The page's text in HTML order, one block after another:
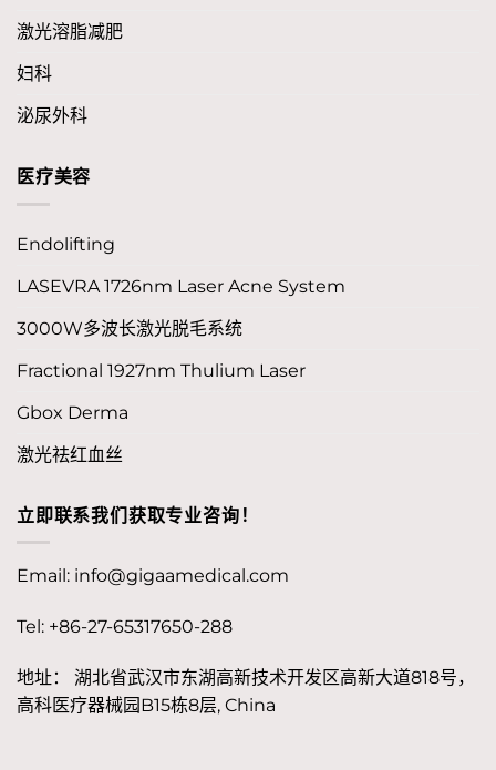
激光溶脂减肥
妇科
泌尿外科
医疗美容
Endolifting
LASEVRA 1726nm Laser Acne System
3000W多波长激光脱毛系统
Fractional 1927nm Thulium Laser
Gbox Derma
激光祛红血丝
立即联系我们获取专业咨询！
Email: info@gigaamedical.com
Tel: +86-27-65317650-288
地址： 湖北省武汉市东湖高新技术开发区高新大道818号，
高科医疗器械园B15栋8层, China